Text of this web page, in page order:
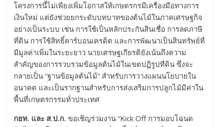
โครงการนี้ไม่เพียงเพิ่มโอกาสให้เกษตรกรมีเครื่องมือทางการ
เงินใหม่ แต่ยังช่วยยกระดับบทบาทของต้นไม้ในภาคเศรษฐกิจ
อย่างเป็นระบบ เช่น การใช้เป็นหลักประกันสินเชื่อ การลดภาษี
ที่ดิน การใช้สิทธิ์คาร์บอนเครดิต และการพัฒนาเป็นสินทรัพย์ที่
มีมูลค่าเพิ่มในระยะยาว นายเศรษฐเกียรติยังเน้นถึงความ
สำคัญของการรวบรวมข้อมูลต้นไม้ในเขตปฏิรูปที่ดิน ซึ่งจะ
กลายเป็น “ฐานข้อมูลต้นไม้” สำหรับการวางแผนนโยบายใน
อนาคต และเป็นรากฐานสำหรับการส่งเสริมการปลูกไม้มีค่าใน
พื้นที่เกษตรกรรมทั่วประเทศ
กยท. และ ส.ป.ก. ขอเชิญร่วมงาน “Kick Off การมอบโฉนด